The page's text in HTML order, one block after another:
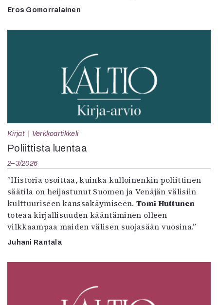
Eros Gomorralainen
Kirjat Verkkoartikkeli
Poliittista luentaa
2–3/2026
”Historia osoittaa, kuinka kulloinenkin poliittinen
säätila on heijastunut Suomen ja Venäjän välisiin
kulttuuriseen kanssakäymiseen. Tomi Huttunen
toteaa kirjallisuuden kääntäminen olleen
vilkkaampaa maiden välisen suojasään vuosina.”
Juhani Rantala